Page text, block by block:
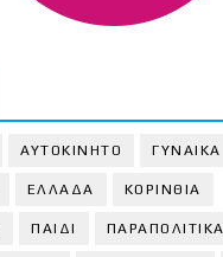
ΑΥΤΟΚΙΝΗΤΟ ΓΥΝΑΙΚΑ
ΕΛΛΑΔΑ ΚΟΡΙΝΘΙΑ
ΠΑΙΔΙ ΠΑΡΑΠΟΛΙΤΙΚΑ